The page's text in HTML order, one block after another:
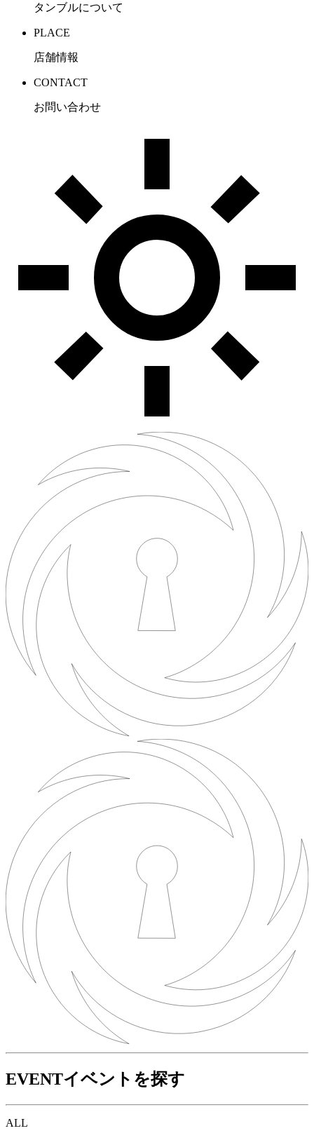
タンブルについて
PLACE
店舗情報
CONTACT
お問い合わせ
EVENTイベントを探す
ALL